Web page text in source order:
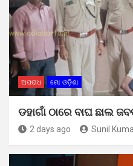
ଅପରାଧ ମୋ ଓଡ଼ିଶା
ଡହାଗାଁ ଠାରେ ବାଘ ଛାଲ
2 days ago Sunil